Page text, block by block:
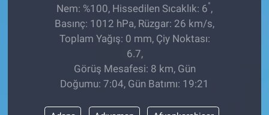
Nem: %100, Hissedilen Sıcaklık: 6°,
Basınç: 1012 hPa, Rüzgar: 26 km/s,
Toplam Yağış: 0 mm, Çiy Noktası:
6.7,
Görüş Mesafesi: 8 km, Gün
Doğumu: 7:04, Gün Batımı: 19:21